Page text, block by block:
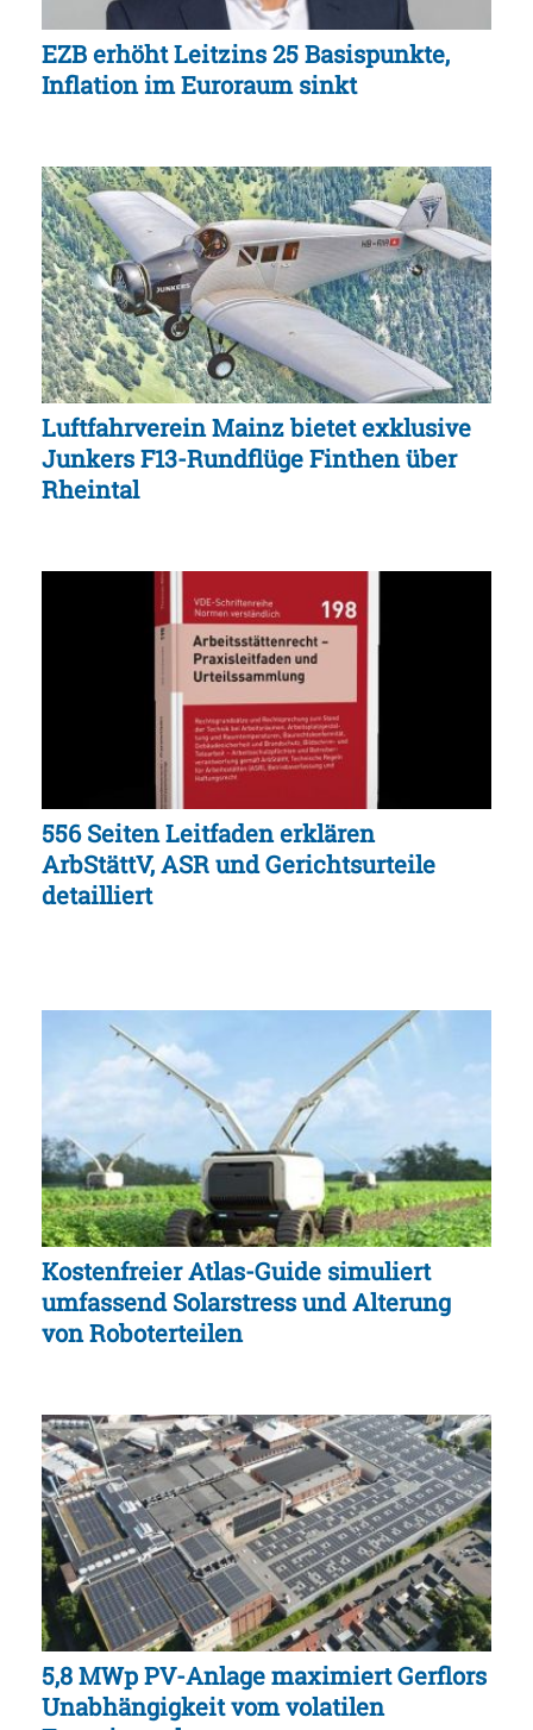
EZB erhöht Leitzins 25 Basispunkte,
Inflation im Euroraum sinkt
Luftfahrverein Mainz bietet exklusive
Junkers F13-Rundflüge Finthen über
Rheintal
556 Seiten Leitfaden erklären
ArbStättV, ASR und Gerichtsurteile
detailliert
Kostenfreier Atlas-Guide simuliert
umfassend Solarstress und Alterung
von Roboterteilen
5,8 MWp PV-Anlage maximiert Gerflors
Unabhängigkeit vom volatilen